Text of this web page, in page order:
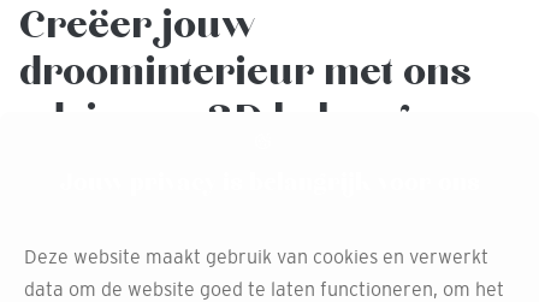
Creëer jouw
droominterieur met ons
advies en 3D behang
alleen het prachtige ARTE behang, maar ook
professioneel interieuradvies.
Deze website maakt gebruik van cookies en verwerkt
data om de website goed te laten functioneren, om het